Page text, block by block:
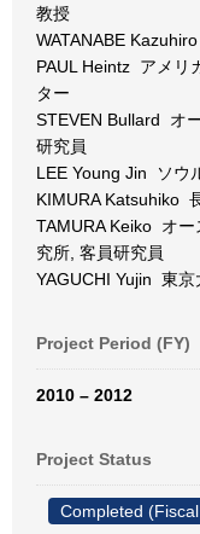
教授
WATANABE
PAUL Heintz アメリ
ター
STEVEN Bullard オ
研究員
LEE Young Jin ソウ
KIMURA Katsuhiko
TAMURA Keiko オ
究所, 客員研究員
YAGUCHI Yujin 東
Project Period (FY)
2010 – 2012
Project Status
Completed